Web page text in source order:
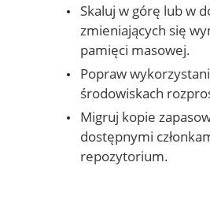
Skaluj w górę lub w
zmieniających się
pamięci masowej.
Popraw
środowiskach
Migruj kopie
dostępnymi
repozytorium.